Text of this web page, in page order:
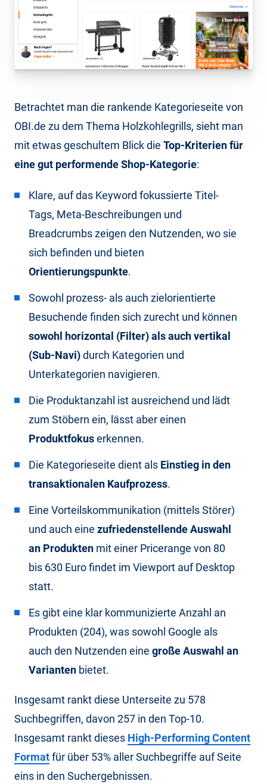
Betrachtet man die rankende Kategorieseite von
OBI.de zu dem Thema Holzkohlegrills, sieht man
mit etwas geschultem Blick die Top-Kriterien für
eine gut performende Shop-Kategorie:
Klare, auf das Keyword fokussierte Titel-
Tags, Meta-Beschreibungen und
Breadcrumbs zeigen den Nutzenden, wo sie
sich befinden und bieten
Orientierungspunkte.
Sowohl prozess- als auch zielorientierte
Besuchende finden sich zurecht und können
sowohl horizontal (Filter) als auch vertikal
(Sub-Navi)durch Kategorien und
Unterkategorien navigieren.
Die Produktanzahl ist ausreichend und lädt
zum Stöbern ein, lässt aber einen
Produktfokuserkennen.
Die Kategorieseite dient als Einstieg in den
transaktionalen Kaufprozess.
Eine Vorteilskommunikation (mittels Störer)
und auch eine zufriedenstellende Auswahl
an Produkten mit einer Pricerange von 80
bis 630 Euro findet im Viewport auf Desktop
statt.
Es gibt eine klar kommunizierte Anzahl an
Produkten (204), was sowohl Google als
auch den Nutzenden eine große Auswahl an
Varianten bietet.
Insgesamt rankt diese Unterseite zu 578
Suchbegriffen, davon 257 in den Top-10.
Insgesamt rankt dieses High-Performing Content
Formatfür über 53% aller Suchbegriffe auf Seite
eins in den Suchergebnissen.